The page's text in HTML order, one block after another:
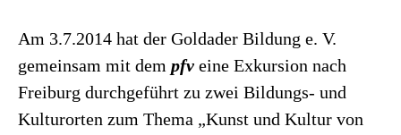
Am 3.7.2014 hat der Goldader Bildung e. V.
gemeinsam mit dem pfv eine Exkursion nach
Freiburg durchgeführt zu zwei Bildungs- und
Kulturorten zum Thema „Kunst und Kultur von